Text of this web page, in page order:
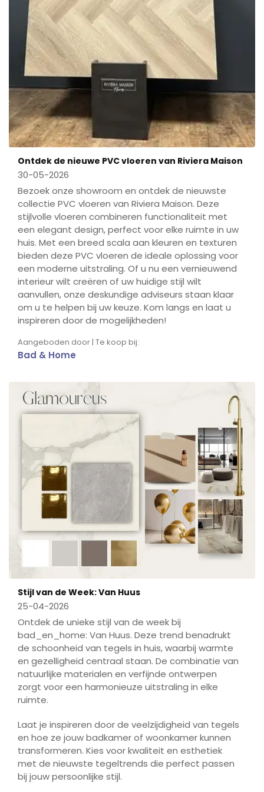
Ontdek de nieuwe PVC vloeren van Riviera Maison
30-05-2026
Bezoek onze showroom en ontdek de nieuwste
collectie PVC vloeren van Riviera Maison. Deze
stijlvolle vloeren combineren functionaliteit met
een elegant design, perfect voor elke ruimte in uw
huis. Met een breed scala aan kleuren en texturen
bieden deze PVC vloeren de ideale oplossing voor
een moderne uitstraling. Of u nu een vernieuwend
interieur wilt creëren of uw huidige stijl wilt
aanvullen, onze deskundige adviseurs staan klaar
om u te helpen bij uw keuze. Kom langs en laat u
inspireren door de mogelijkheden!
Aangeboden door | Te koop bij:
Bad & Home
Stijl van de Week: Van Huus
25-04-2026
Ontdek de unieke stijl van de week bij
bad_en_home: Van Huus. Deze trend benadrukt
de schoonheid van tegels in huis, waarbij warmte
en gezelligheid centraal staan. De combinatie van
natuurlijke materialen en verfijnde ontwerpen
zorgt voor een harmonieuze uitstraling in elke
ruimte.
Laat je inspireren door de veelzijdigheid van tegels
en hoe ze jouw badkamer of woonkamer kunnen
transformeren. Kies voor kwaliteit en esthetiek
met de nieuwste tegeltrends die perfect passen
bij jouw persoonlijke stijl.